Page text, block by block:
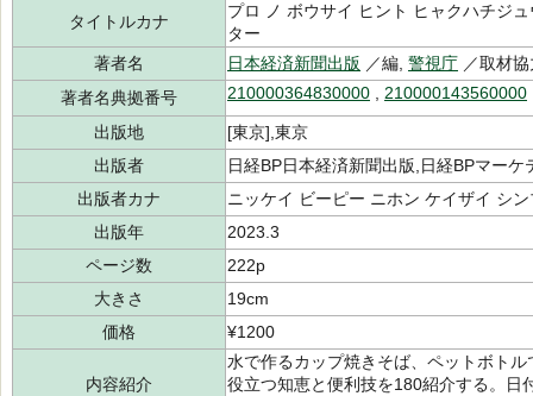
タイトルカナ
プロ ノ ボウサイ ヒント ヒャクハチジ
ター
著者名
日本経済新聞出版 ／編, 警視庁 ／取材
著者名典拠番号
210000364830000 210000143560000
出版地
[東京],東京
出版者
日経BP日本経済新聞出版,日経BPマーケ
出版者カナ
ニッケイ ビーピー ニホン ケイザイ シ
出版年
2023.3
ページ数
222p
大きさ
19cm
価格
¥1200
内容紹介
水で作るカップ焼きそば、ペットボト
役立つ知恵と便利技を180紹介する。日